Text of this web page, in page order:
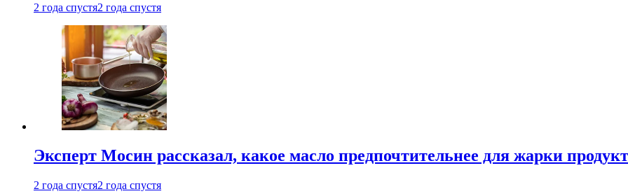
2 года спустя2 года спустя
Эксперт Мосин рассказал, какое масло предпочтительнее для жарки
2 года спустя2 года спустя